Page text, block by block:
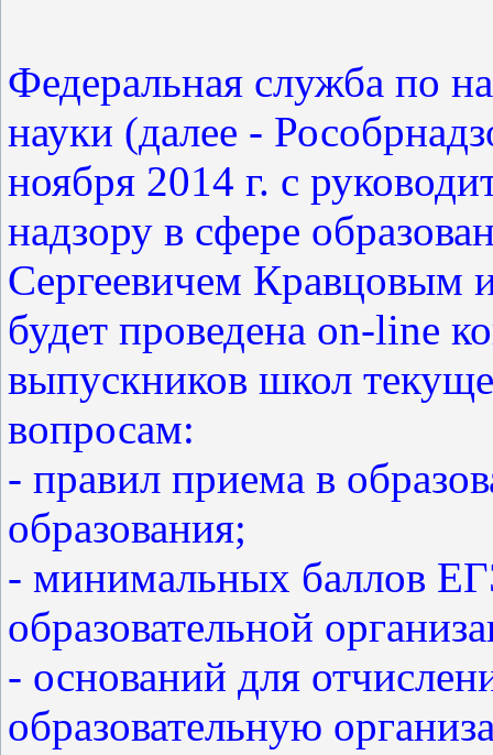
Федеральная служба по
науки (далее -
ноября 2014 г. с
надзору в сфере
Сергеевичем Кравцовым
будет проведена on-line
выпускников школ
вопросам:
- правил приема в
образования;
- минимальных баллов
образовательной
- оснований для
образовательную